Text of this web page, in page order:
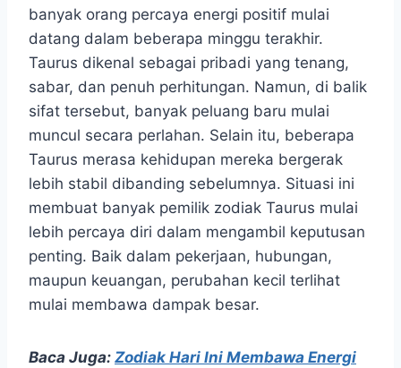
banyak orang percaya energi positif mulai
datang dalam beberapa minggu terakhir.
Taurus dikenal sebagai pribadi yang tenang,
sabar, dan penuh perhitungan. Namun, di balik
sifat tersebut, banyak peluang baru mulai
muncul secara perlahan. Selain itu, beberapa
Taurus merasa kehidupan mereka bergerak
lebih stabil dibanding sebelumnya. Situasi ini
membuat banyak pemilik zodiak Taurus mulai
lebih percaya diri dalam mengambil keputusan
penting. Baik dalam pekerjaan, hubungan,
maupun keuangan, perubahan kecil terlihat
mulai membawa dampak besar.
Baca Juga: Zodiak Hari Ini Membawa Energi